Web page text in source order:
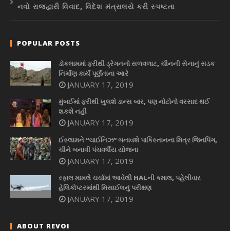
નવો રાજદ્વારી વિવાદ, વિદેશ મંત્રાલયે કરી સ્પષ્ટતા
POPULAR POSTS
ડોકલામમાં ફરીથી ડ્રેગનનો સળવળાટ, ચીનની સેનાનું સડક
નિર્માણ કાર્ય પૂર્ણતાના આરે
JANUARY 17, 2019
મુંબઈમાં ફરીથી ખુલશે ડાન્સ બાર, પણ નોટોનો વરસાદ થઈ
શકશે નહીં
JANUARY 17, 2019
ઈસ્લામને “ચાઈનિઝ” બનાવશે પાકિસ્તાનના મિત્ર જિનપિંગ,
ચીને બનાવી પંચવર્ષીય યોજના
JANUARY 17, 2019
રફાલ મામલે ચર્ચામાં આવેલી HALની કમાલ, પહેલીવાર
હેલિકોપ્ટરમાંથી મિસાઈલનું પરીક્ષણ
JANUARY 17, 2019
ABOUT REVOI